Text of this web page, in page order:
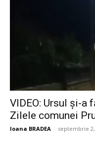
VIDEO: Ursul și-a
Zilele comunei
Ioana BRADEA - septembrie